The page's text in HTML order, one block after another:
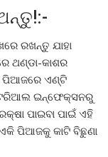
ରଖନ୍ତୁ ଯାହା
ଥଣ୍ଡା-କାଶର
ପିଆଜରେ ଏଣ୍ଟି
ଇନ୍ଫେକ୍ସନରୁ
ପାଇବା ପାଇଁ ଏହି
ପିଆଜକୁ କାଟି ବିଛୁଣା